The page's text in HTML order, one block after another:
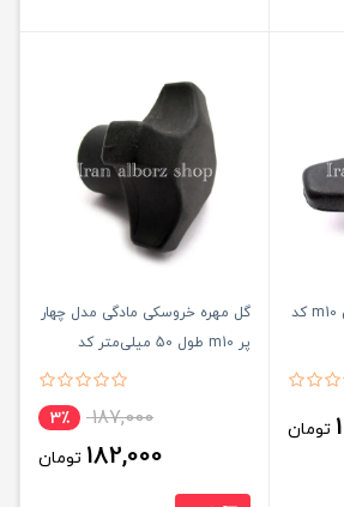
گل مهره سه پر پلاستیکی m10 کد
تومان
گل مهره خروسکی مادگی مدل چهار
پر m10 طول 50 میلی‌متر کد
187,000 3٪
182,000 تومان